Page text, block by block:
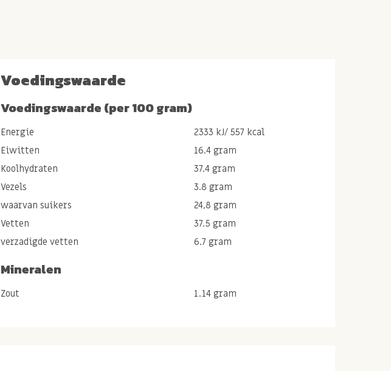
Voedingswaarde
Voedingswaarde (per 100 gram)
Energie
2333 kJ/ 557 kcal
Eiwitten
16.4 gram
Koolhydraten
37.4 gram
Vezels
3.8 gram
waarvan suikers
24,8 gram
Vetten
37.5 gram
verzadigde vetten
6.7 gram
Mineralen
Zout 1.14 gram